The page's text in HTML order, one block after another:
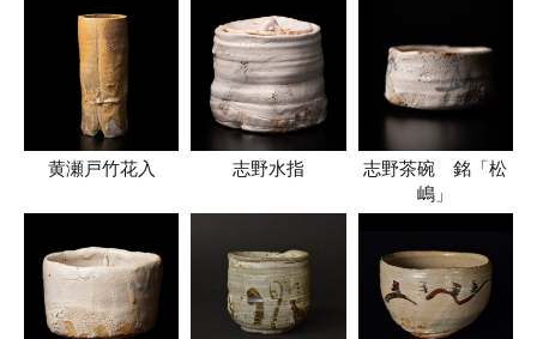
黄瀬戸竹花入 志野水指
志野茶碗 銘「松
嶋」